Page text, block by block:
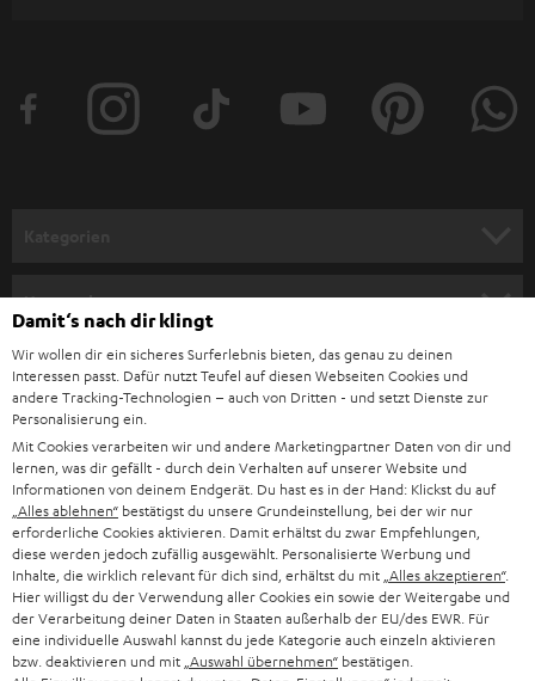
e
e
l
d
u
n
g
SOUNDBAR
HIFI-LAUTSPRECHER
SMART HOME
BLUETOOTH-LAUTSPRECHER
KOPFHÖRER
BLUETOOTH-KOPFHÖRER
Unternehmen
SUPPORT
KARRIERE
PRESSE & MARKETING
GESCHÄFTSKUNDEN
PARTNERPROGRAMM
BLOG
NEWSLETTER
Teufel Onlineshops
DEUTSCHLAND
ÖSTERREICH
SCHWEIZ
NIEDERLANDE
Damit‘s nach dir klingt
Wir wollen dir ein sicheres Surferlebnis bieten, das genau zu deinen
Interessen passt. Dafür nutzt Teufel auf diesen Webseiten Cookies und
andere Tracking-Technologien – auch von Dritten - und setzt Dienste zur
Personalisierung ein.
Mit Cookies verarbeiten wir und andere Marketingpartner Daten von dir und
lernen, was dir gefällt - durch dein Verhalten auf unserer Website und
Informationen von deinem Endgerät. Du hast es in der Hand: Klickst du auf
„Alles ablehnen“ bestätigst du unsere Grundeinstellung, bei der wir nur
erforderliche Cookies aktivieren. Damit erhältst du zwar Empfehlungen,
diese werden jedoch zufällig ausgewählt. Personalisierte Werbung und
Inhalte, die wirklich relevant für dich sind, erhältst du mit „Alles akzeptieren“.
Hier willigst du der Verwendung aller Cookies ein sowie der Weitergabe und
der Verarbeitung deiner Daten in Staaten außerhalb der EU/des EWR. Für
eine individuelle Auswahl kannst du jede Kategorie auch einzeln aktivieren
bzw. deaktivieren und mit „Auswahl übernehmen“ bestätigen.